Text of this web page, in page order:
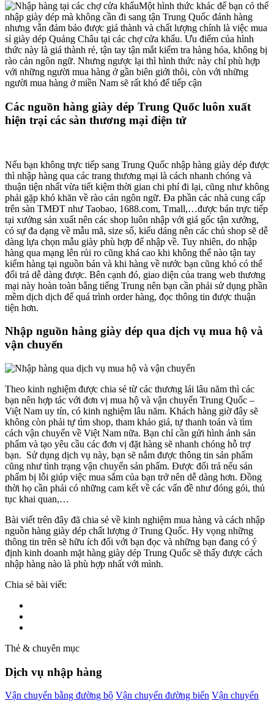
Một hình thức khác để bạn có thể
nhập giày dép mà không cần đi sang tận Trung Quốc đánh hàng
nhưng vẫn đảm bảo được giá thành và chất lượng chính là việc mua
sỉ giày dép Quảng Châu tại các chợ cửa khẩu. Ưu điểm của hình
thức này là giá thành rẻ, tận tay tận mắt kiểm tra hàng hóa, không bị
rào cản ngôn ngữ. Nhưng ngược lại thì hình thức này chỉ phù hợp
với những người mua hàng ở gần biên giới thôi, còn với những
người mua hàng ở miền Nam sẽ rất khó để tiếp cận
Các nguồn hàng giày dép Trung Quốc luôn xuất
hiện trại các sàn thương mại điện tử
Nếu bạn không trực tiếp sang Trung Quốc nhập hàng giày dép được
thì nhập hàng qua các trang thương mại là cách nhanh chóng và
thuận tiện nhất vừa tiết kiệm thời gian chi phí đi lại, cũng như không
phải gặp khó khăn về rào cản ngôn ngữ. Đa phần các nhà cung cấp
trên sàn TMĐT như Taobao, 1688.com, Tmall,…được bán trực tiếp
tại xưởng sản xuất nên các shop luôn nhập với giá gốc tận xưởng,
có sự đa dạng về mẫu mã, size số, kiểu dáng nên các chủ shop sẽ dễ
dàng lựa chọn mẫu giày phù hợp để nhập về. Tuy nhiên, do nhập
hàng qua mạng lên rủi ro cũng khá cao khi không thể nào tận tay
kiểm hàng tại nguồn bán và khi hàng về nước bạn cũng khó có thể
đổi trả dễ dàng được. Bên cạnh đó, giao diện của trang web thương
mại này hoàn toàn bằng tiếng Trung nên bạn cần phải sử dụng phần
mềm dịch dịch để quá trình order hàng, đọc thông tin được thuận
tiện hơn.
Nhập nguồn hàng giày dép qua dịch vụ mua hộ và
vận chuyển
Theo kinh nghiệm được chia sẻ từ các thương lái lâu năm thì các
bạn nên hợp tác với đơn vị mua hộ và vận chuyển Trung Quốc –
Việt Nam uy tín, có kinh nghiệm lâu năm. Khách hàng giờ đây sẽ
không còn phải tự tìm shop, tham khảo giá, tự thanh toán và tìm
cách vận chuyển về Việt Nam nữa. Bạn chỉ cần gửi hình ảnh sản
phẩm và tạo yêu cầu các đơn vị đặt hàng sẽ nhanh chóng hỗ trợ
bạn. Sử dụng dịch vụ này, bạn sẽ nắm được thông tin sản phẩm
cũng như tình trạng vận chuyển sản phẩm. Được đổi trả nếu sản
phẩm bị lỗi giúp việc mua sắm của bạn trở nên dễ dàng hơn. Đồng
thời họ cần phải có những cam kết về các vấn đề như đóng gói, thủ
tục khai quan,…
Bài viết trên đây đã chia sẻ về kinh nghiệm mua hàng và cách nhập
nguồn hàng giày dép chất lượng ở Trung Quốc. Hy vọng những
thông tin trên sẽ hữu ích đối với bạn đọc và những bạn đang có ý
định kinh doanh mặt hàng giày dép Trung Quốc sẽ thấy được cách
nhập hàng nào là phù hợp nhất với mình.
Chia sẻ bài viết:
Thẻ & chuyên mục
Dịch vụ nhập hàng
Vận chuyển bằng đường bộ Vận chuyển đường biển Vận chuyển